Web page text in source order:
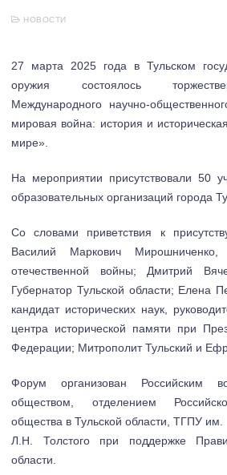
НОВОСТИ
27 марта 2025 года в Тульском
оружия состоялось
Международного научно-
мировая война: история и
мире».
На мероприятии присутствовали 50
образовательных организаций
Со словами приветствия к
Василий Маркович Мирошниченко,
отечественной войны; Дмитрий
Губернатор Тульской области; Елена
кандидат исторических наук,
центра исторической памяти при
Федерации; Митрополит Тульский и
Форум организован Российским
обществом, отделением
общества в Тульской области, ТГПУ им.
Л.Н. Толстого при поддержке
области.